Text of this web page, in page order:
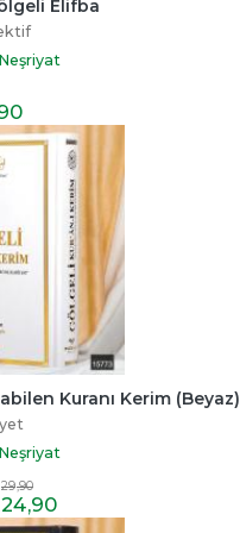
Elifba
Kuranı Kerim (Beyaz)
29,90
24,90